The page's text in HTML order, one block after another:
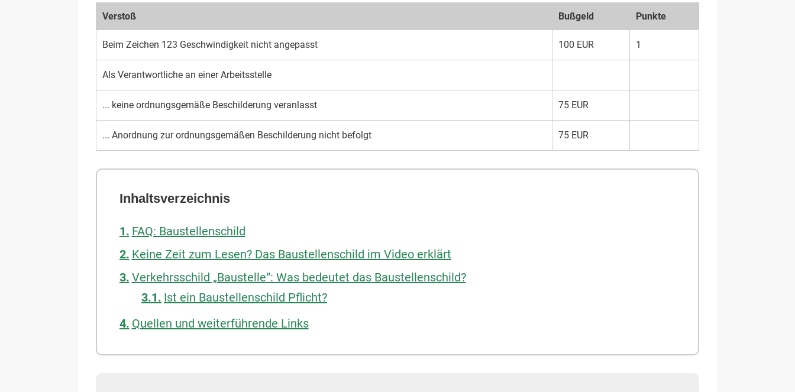
Verstoß Bußgeld Punkte
Beim Zeichen 123 Geschwindigkeit nicht angepasst 100 EUR 1
Als Verantwortliche an einer Arbeitsstelle
... keine ordnungsgemäße Beschilderung veranlasst 75 EUR
... Anordnung zur ordnungsgemäßen Beschilderung nicht befolgt 75 EUR
Inhaltsverzeichnis
FAQ: Baustellenschild
Keine Zeit zum Lesen? Das Baustellenschild im Video erklärt
Verkehrsschild „Baustelle“: Was bedeutet das Baustellenschild?
Ist ein Baustellenschild Pflicht?
Quellen und weiterführende Links